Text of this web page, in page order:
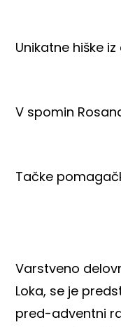
Unikatne hiške
V spomin
Tačke
Varstveno
Loka, se je
pred-adventni